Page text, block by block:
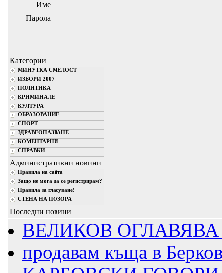
Име
Парола
Категории
МИНУТКА СМЕЛОСТ
ИЗБОРИ 2007
ПОЛИТИКА
КРИМИНАЛЕ
КУЛТУРА
ОБРАЗОВАНИЕ
СПОРТ
ЗДРАВЕОПАЗВАНЕ
КОМЕНТАРНИ
СПРАВКИ
Административни новини
Правила на сайта
Защо не мога да се регистрирам?
Правила за гласуване!
СТЕНА НА ПОЗОРА
Последни новини
ВЕЛИКОВ
продавам къща в